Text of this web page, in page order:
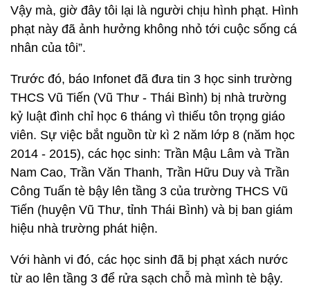
Vậy mà, giờ đây tôi lại là người chịu hình phạt. Hình
phạt này đã ảnh hưởng không nhỏ tới cuộc sống cá
nhân của tôi”.
Trước đó, báo Infonet đã đưa tin 3 học sinh trường
THCS Vũ Tiến (Vũ Thư - Thái Bình) bị nhà trường
kỷ luật đình chỉ học 6 tháng vì thiếu tôn trọng giáo
viên. Sự việc bắt nguồn từ kì 2 năm lớp 8 (năm học
2014 - 2015), các học sinh: Trần Mậu Lâm và Trần
Nam Cao, Trần Văn Thanh, Trần Hữu Duy và Trần
Công Tuấn tè bậy lên tầng 3 của trường THCS Vũ
Tiến (huyện Vũ Thư, tỉnh Thái Bình) và bị ban giám
hiệu nhà trường phát hiện.
Với hành vi đó, các học sinh đã bị phạt xách nước
từ ao lên tầng 3 để rửa sạch chỗ mà mình tè bậy.